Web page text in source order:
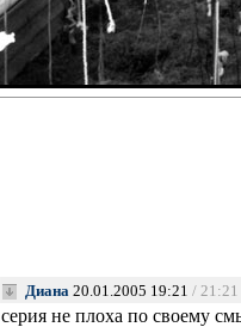
Диана 20.01.2005 19:21/ 21:21
серия не плоха по своему